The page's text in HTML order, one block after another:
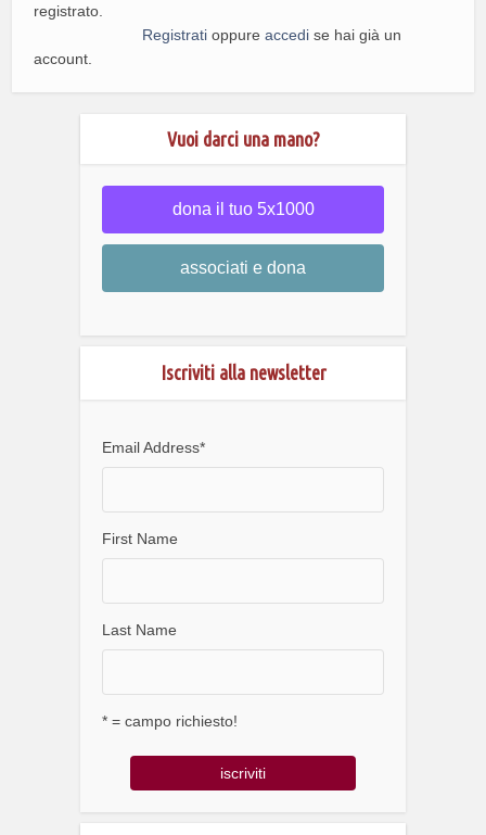
registrato.
Registrati oppureaccedi se hai già un
account.
Vuoi darci una mano?
dona il tuo 5x1000
associati e dona
Iscriviti alla newsletter
Email Address*
First Name
Last Name
* = campo richiesto!